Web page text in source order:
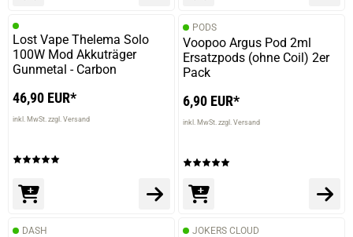
Lost Vape Thelema Solo
100W Mod Akkuträger
Gunmetal - Carbon
46,90 EUR*
inkl. MwSt. zzgl. Versand
PODS
Voopoo Argus Pod 2ml
Ersatzpods (ohne Coil) 2er
Pack
6,90 EUR*
inkl. MwSt. zzgl. Versand
DASH JOKERS CLOUD